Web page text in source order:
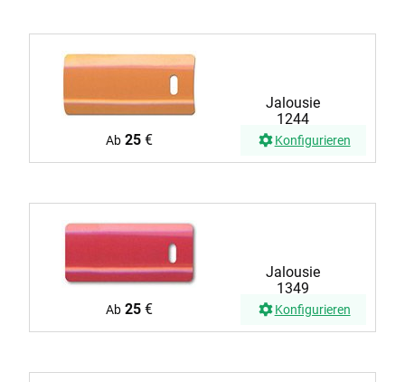
Jalousie
1244
Ab 25€ Konfigurieren
Jalousie
1349
Ab 25€ Konfigurieren